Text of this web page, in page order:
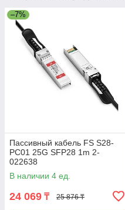
–7%
Пассивный кабель FS S28-
PC01 25G SFP28 1m 2-
022638
В наличии 4 ед.
24 069 ₸ 25 876 ₸